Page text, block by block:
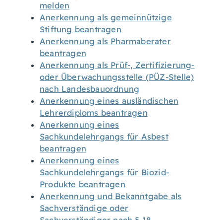
melden
Anerkennung als gemeinnützige
Stiftung beantragen
Anerkennung als Pharmaberater
beantragen
Anerkennung als Prüf-, Zertifizierung-
oder Überwachungsstelle (PÜZ-Stelle)
nach Landesbauordnung
Anerkennung eines ausländischen
Lehrerdiploms beantragen
Anerkennung eines
Sachkundelehrgangs für Asbest
beantragen
Anerkennung eines
Sachkundelehrgangs für Biozid-
Produkte beantragen
Anerkennung und Bekanntgabe als
Sachverständige oder